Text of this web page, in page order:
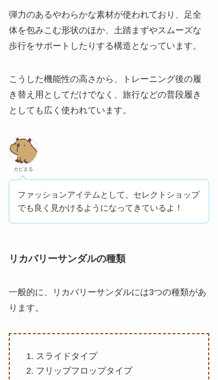
弾力のあるやわらかな素材が使われており、足全
体を包みこむ形状のほか、土踏まずやスムーズな
歩行をサポートしたりする構造となっています。
こうした機能性の高さから、トレーニング後の履
き替え用としてだけでなく、旅行などの普段履き
としても広く使われています。
カピまる
ファッションアイテムとして、セレクトショップ
でも良く見かけるようになってきているよ！
リカバリーサンダルの種類
一般的に、リカバリーサンダルには3つの種類があ
ります。
スライドタイプ
フリップフロップタイプ